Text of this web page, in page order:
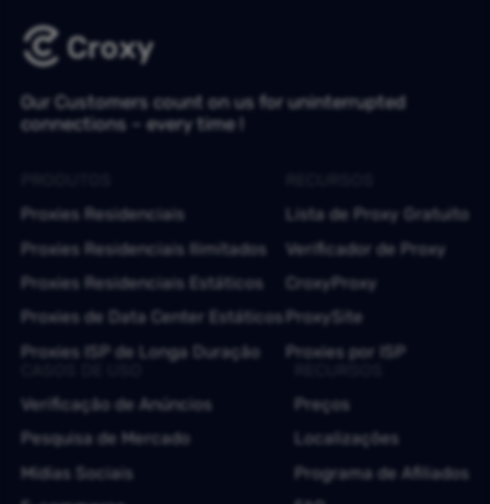
Our Customers count on us for uninterrupted
connections – every time !
Proxies Residenciais
Proxies Residenciais Ilimitados
Proxies Residenciais Estáticos
Proxies de Data Center Estáticos
Proxies ISP de Longa Duração
Lista de Proxy Gratuito
Verificador de Proxy
CroxyProxy
ProxySite
Proxies por ISP
Verificação de Anúncios
Pesquisa de Mercado
Mídias Sociais
Preços
Localizações
Programa de Afiliados